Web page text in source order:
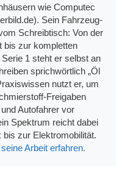
wie Computec
Sein Fahrzeug-
Schreibtisch: Von der
bis zur kompletten
1 steht er selbst an
sprichwörtlich „Öl
nutzt er, um
Freigaben
Autofahrer vor
Spektrum reicht dabei
zur Elektromobilität.
Arbeit erfahren.